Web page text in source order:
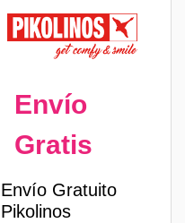
Envío
Gratis
Envío Gratuito
Pikolinos